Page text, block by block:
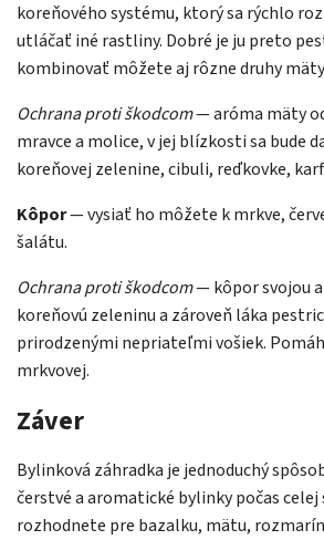
koreňového systému, ktorý sa rýchlo
utláčať iné rastliny. Dobré je ju preto
kombinovať môžete aj rôzne druhy
Ochrana proti škodcom— aróma mäty
mravce a molice, v jej blízkosti sa bude
koreňovej zelenine, cibuli, reďkovke,
Kôpor— vysiať ho môžete k mrkve,
šalátu.
Ochrana proti škodcom— kôpor svojou
koreňovú zeleninu a zároveň láka
prirodzenými nepriateľmi vošiek.
mrkvovej.
Záver
Bylinková záhradka je jednoduchý
čerstvé a aromatické bylinky počas celej
rozhodnete pre bazalku, mätu,